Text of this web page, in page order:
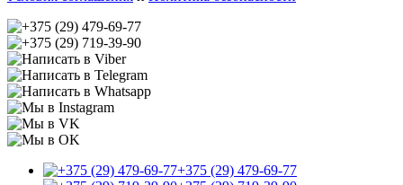
+375 (29) 479-69-77